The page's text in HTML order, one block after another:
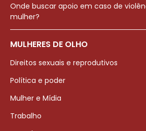
Onde buscar apoio em caso de
mulher?
MULHERES DE OLHO
Direitos sexuais e reprodutivos
Política e poder
Mulher e Mídia
Trabalho